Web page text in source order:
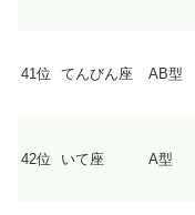
41位 てんびん座 AB型
42位 いて座 A型